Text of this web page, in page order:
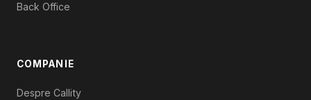
Back Office
COMPANIE
Despre Callity